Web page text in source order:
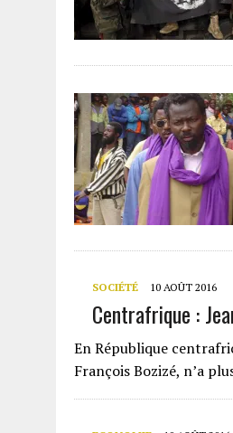
SOCIÉTÉ 10 AOÛT 2016
Centrafrique :
En République
François Bozizé, n’a